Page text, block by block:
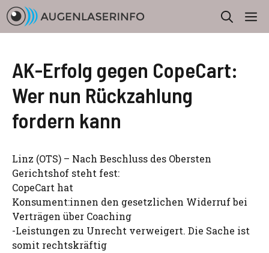
Zum
Inhalt
springen
AK-Erfolg gegen CopeCart:
Wer nun Rückzahlung
fordern kann
Linz (OTS) – Nach Beschluss des Obersten
Gerichtshof steht fest:
CopeCart hat
Konsument:innen den gesetzlichen Widerruf bei
Verträgen über Coaching
-Leistungen zu Unrecht verweigert. Die Sache ist
somit rechtskräftig